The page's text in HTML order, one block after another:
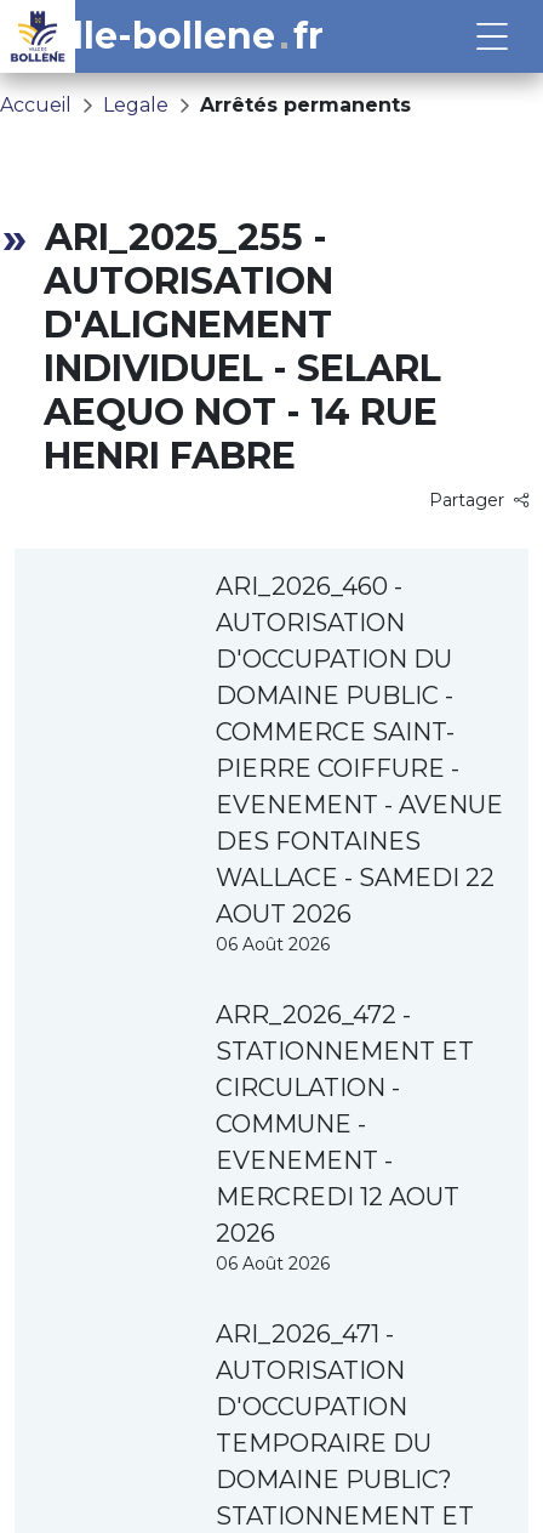
ville-bollene fr
Accueil Legale Arrêtés permanents
ARI_2025_255 -
AUTORISATION
D'ALIGNEMENT
INDIVIDUEL - SELARL
AEQUO NOT - 14 RUE
HENRI FABRE
Partager
ARI_2026_460 -
AUTORISATION
D'OCCUPATION DU
DOMAINE PUBLIC -
COMMERCE SAINT-
PIERRE COIFFURE -
EVENEMENT - AVENUE
DES FONTAINES
WALLACE - SAMEDI 22
AOUT 2026
06 Août 2026
ARR_2026_472 -
STATIONNEMENT ET
CIRCULATION -
COMMUNE -
EVENEMENT -
MERCREDI 12 AOUT
2026
06 Août 2026
ARI_2026_471 -
AUTORISATION
D'OCCUPATION
TEMPORAIRE DU
DOMAINE PUBLIC?
STATIONNEMENT ET